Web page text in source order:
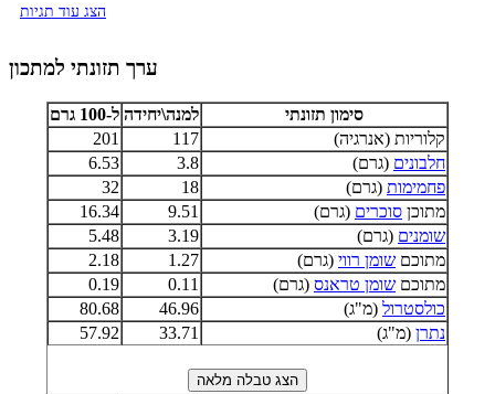
הצג עוד תגיות
ערך תזונתי למתכון
סימון תזונתי למנה\יחידה ל-100 גרם
קלוריות (אנרגיה)
117
201
חלבונים (גרם) 3.8
6.53
פחמימות (גרם) 18
32
מתוכן סוכרים (גרם) 9.51
16.34
שומנים (גרם) 3.19
5.48
מתוכם שומן רווי (גרם) 1.27
2.18
מתוכם שומן טראנס (גרם) 0.11
0.19
כולסטרול (מ"ג) 46.96
80.68
נתרן (מ"ג) 33.71
57.92